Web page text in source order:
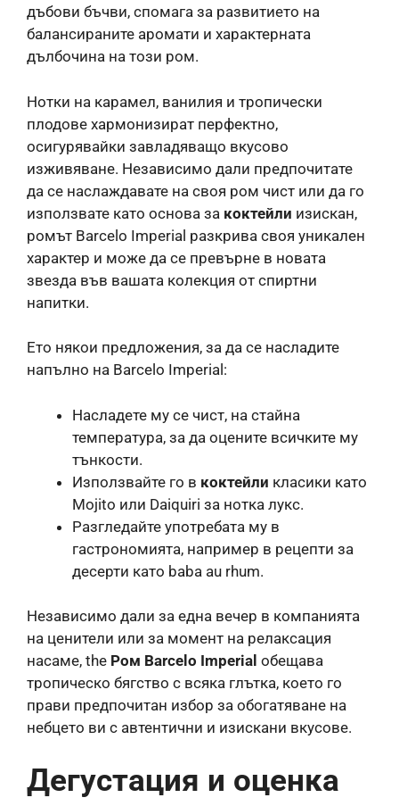
дъбови бъчви, спомага за развитието на
балансираните аромати и характерната
дълбочина на този ром.
Нотки на карамел, ванилия и тропически
плодове хармонизират перфектно,
осигурявайки завладяващо вкусово
изживяване. Независимо дали предпочитате
да се наслаждавате на своя ром чист или да го
използвате като основа за коктейли изискан,
ромът Barcelo Imperial разкрива своя уникален
характер и може да се превърне в новата
звезда във вашата колекция от спиртни
напитки.
Ето някои предложения, за да се насладите
напълно на Barcelo Imperial:
Насладете му се чист, на стайна
температура, за да оцените всичките му
тънкости.
Използвайте го в коктейли класики като
Mojito или Daiquiri за нотка лукс.
Разгледайте употребата му в
гастрономията, например в рецепти за
десерти като baba au rhum.
Независимо дали за една вечер в компанията
на ценители или за момент на релаксация
насаме, the Ром Barcelo Imperial обещава
тропическо бягство с всяка глътка, което го
прави предпочитан избор за обогатяване на
небцето ви с автентични и изискани вкусове.
Дегустация и оценка